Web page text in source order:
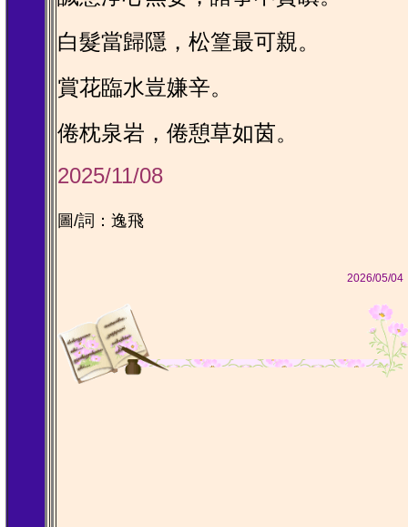
白髮當歸隱，松篁最可親。
賞花臨水豈嫌辛。
倦枕泉岩，倦憩草如茵。
2025/11/08
圖/詞：逸飛
2026/05/04